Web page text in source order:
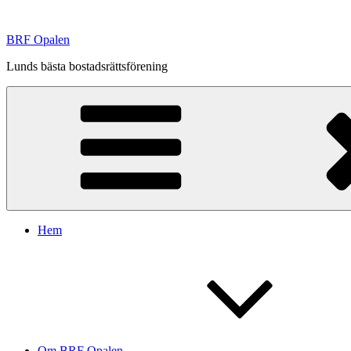
innehåll
BRF Opalen
Lunds bästa bostadsrättsförening
Hem